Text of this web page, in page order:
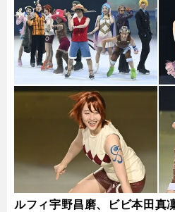
ルフィ宇野昌磨、ビビ本田真